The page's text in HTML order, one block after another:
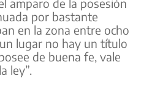
amparo de la posesión
por bastante
en la zona entre ocho
lugar no hay un título
de buena fe, vale
ley”.